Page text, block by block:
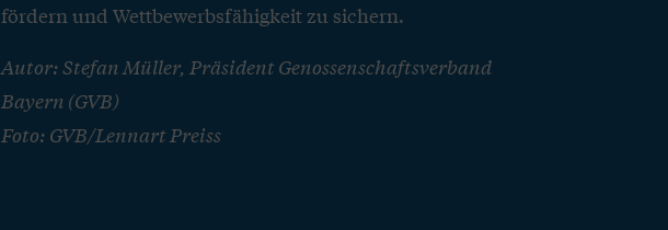
fördern und Wettbewerbsfähigkeit zu sichern.
Autor: Stefan Müller, Präsident Genossenschaftsverband
Bayern (GVB)
Foto: GVB/Lennart Preiss